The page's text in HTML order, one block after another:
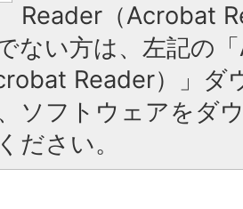
Reader（Acrobat
ない方は、左記の
Reader）」ダ
ソフトウェアをダ
ださい。